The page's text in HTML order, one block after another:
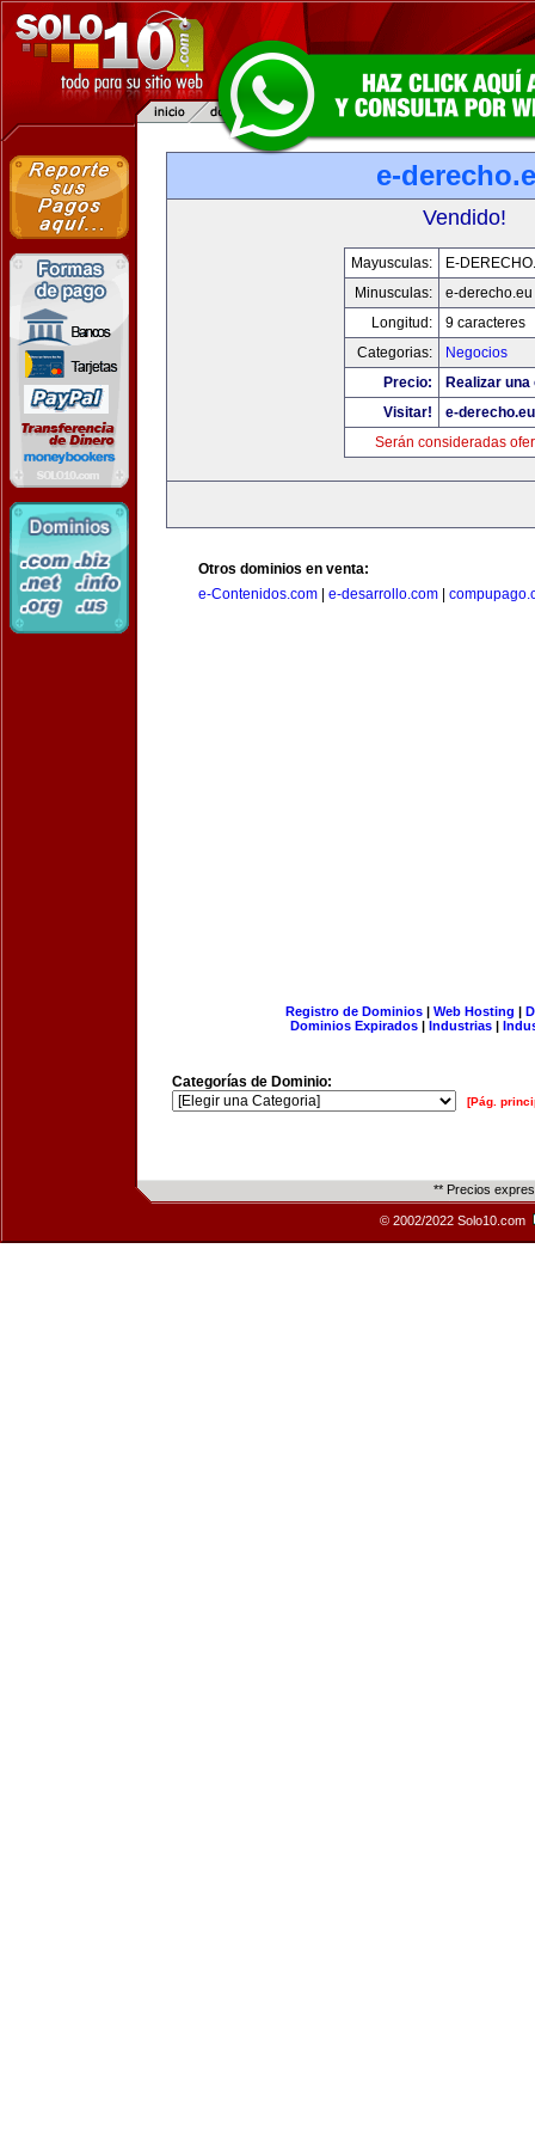
e-
Vendido!
Mayusculas:
E-
Minusculas:
e-derecho.eu
Longitud:
9 caracteres
Categorias:
Negocios
Precio:
Realizar
Visitar!
e-derecho.eu
Serán consideradas
Otros dominios en venta:
e-Contenidos.com
e-desarrollo.com
Registro de Dominios| Web Hosting |
Dominios Expirados | Industrias |
Categorías de Dominio:
[Pág.
** Precios
© 2002/2022 Solo10.com